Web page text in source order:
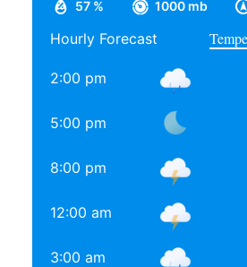
57 % 1000 mb
Hourly Forecast
2:00 pm
5:00 pm
8:00 pm
12:00 am
3:00 am